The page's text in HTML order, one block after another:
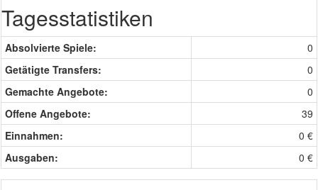
Tagesstatistiken
Absolvierte Spiele:
0
Getätigte Transfers:
0
Gemachte Angebote:
0
Offene Angebote:
39
Einnahmen:
0 €
Ausgaben:
0 €